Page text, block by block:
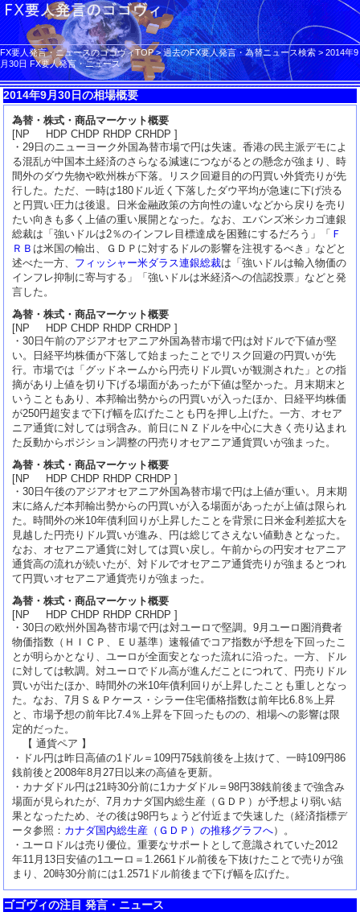
FX要人発言・ニュースのゴゴヴィTOP>過去のFX要人発言・為替ニュース検索 > 2014年9
月30日 FX要人発言・ニュース
2014年9月30日の相場概要
為替・株式・商品マーケット概要
[NP HDP CHDP RHDP CRHDP ]
・29日のニューヨーク外国為替市場で円は失速。香港の民主派デモによ
る混乱が中国本土経済のさらなる減速につながるとの懸念が強まり、時
間外のダウ先物や欧州株が下落。リスク回避目的の円買い外貨売りが先
行した。ただ、一時は180ドル近く下落したダウ平均が急速に下げ渋る
と円買い圧力は後退。日米金融政策の方向性の違いなどから戻りを売り
たい向きも多く上値の重い展開となった。なお、エバンズ米シカゴ連銀
総裁は「強いドルは2％のインフレ目標達成を困難にするだろう」「 Ｆ
ＲＢ は米国の輸出、ＧＤＰに対するドルの影響を注視するべき」などと
述べた一方、 フィッシャー米ダラス連銀総裁は「強いドルは輸入物価の
インフレ抑制に寄与する」「強いドルは米経済への信認投票」などと発
言した。
為替・株式・商品マーケット概要
[NP HDP CHDP RHDP CRHDP ]
・30日午前のアジアオセアニア外国為替市場で円は対ドルで下値が堅
い。日経平均株価が下落して始まったことでリスク回避の円買いが先
行。市場では「グッドネームから円売りドル買いが観測された」との指
摘があり上値を切り下げる場面があったが下値は堅かった。月末期末と
いうこともあり、本邦輸出勢からの円買いが入ったほか、日経平均株価
が250円超安まで下げ幅を広げたことも円を押し上げた。一方、オセア
ニア通貨に対しては弱含み。前日にＮＺドルを中心に大きく売り込まれ
た反動からポジション調整の円売りオセアニア通貨買いが強まった。
為替・株式・商品マーケット概要
[NP HDP CHDP RHDP CRHDP ]
・30日午後のアジアオセアニア外国為替市場で円は上値が重い。月末期
末に絡んだ本邦輸出勢からの円買いが入る場面があったが上値は限られ
た。時間外の米10年債利回りが上昇したことを背景に日米金利差拡大を
見越した円売りドル買いが進み、円は総じてさえない値動きとなった。
なお、オセアニア通貨に対しては買い戻し。午前からの円安オセアニア
通貨高の流れが続いたが、対ドルでオセアニア通貨売りが強まるとつれ
て円買いオセアニア通貨売りが強まった。
為替・株式・商品マーケット概要
[NP HDP CHDP RHDP CRHDP ]
・30日の欧州外国為替市場で円は対ユーロで堅調。9月ユーロ圏消費者
物価指数（ＨＩＣＰ、ＥＵ基準）速報値でコア指数が予想を下回ったこ
とが明らかとなり、ユーロが全面安となった流れに沿った。一方、ドル
に対しては軟調。対ユーロでドル高が進んだことにつれて、円売りドル
買いが出たほか、時間外の米10年債利回りが上昇したことも重しとなっ
た。なお、7月Ｓ＆Ｐケース・シラー住宅価格指数は前年比6.8％上昇
と、市場予想の前年比7.4％上昇を下回ったものの、相場への影響は限
定的だった。
【 通貨ペア 】
・ドル円は昨日高値の1ドル＝109円75銭前後を上抜けて、一時109円86
銭前後と2008年8月27日以来の高値を更新。
・カナダドル円は21時30分前に1カナダドル＝98円38銭前後まで強含み
場面が見られたが、7月カナダ国内総生産（ＧＤＰ）が予想より弱い結
果となったため、その後は98円ちょうど付近まで失速した（経済指標デ
ータ参照： カナダ国内総生産（ＧＤＰ）の推移グラフへ）。
・ユーロドルは売り優位。重要なサポートとして意識されていた2012
年11月13日安値の1ユーロ＝1.2661ドル前後を下抜けたことで売りが強
まり、20時30分前には1.2571ドル前後まで下げ幅を広げた。
ゴゴヴィの注目 発言・ニュース